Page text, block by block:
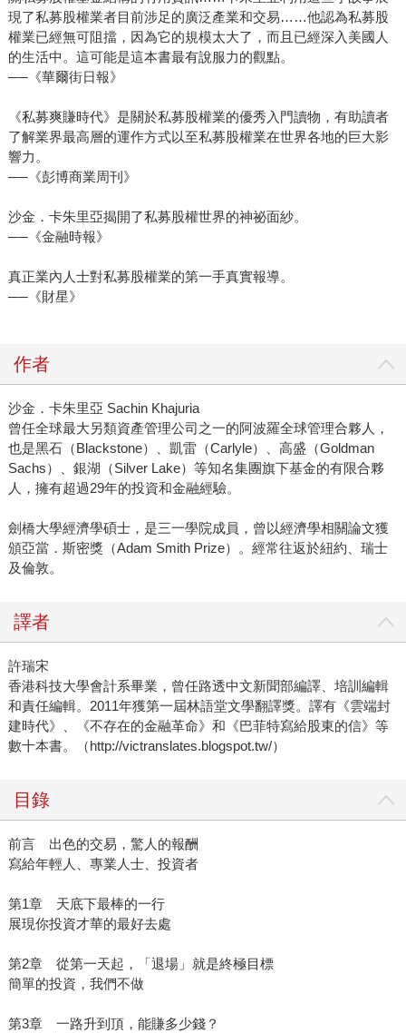
現了私募股權業者目前涉足的廣泛產業和交易……他認為私募股
權業已經無可阻擋，因為它的規模太大了，而且已經深入美國人
的生活中。這可能是這本書最有說服力的觀點。
──《華爾街日報》
《私募爽賺時代》是關於私募股權業的優秀入門讀物，有助讀者
了解業界最高層的運作方式以至私募股權業在世界各地的巨大影
響力。
──《彭博商業周刊》
沙金．卡朱里亞揭開了私募股權世界的神祕面紗。
──《金融時報》
真正業內人士對私募股權業的第一手真實報導。
──《財星》
作者
沙金．卡朱里亞 Sachin Khajuria
曾任全球最大另類資產管理公司之一的阿波羅全球管理合夥人，
也是黑石（Blackstone）、凱雷（Carlyle）、高盛（Goldman
Sachs）、銀湖（Silver Lake）等知名集團旗下基金的有限合夥
人，擁有超過29年的投資和金融經驗。
劍橋大學經濟學碩士，是三一學院成員，曾以經濟學相關論文獲
頒亞當．斯密獎（Adam Smith Prize）。經常往返於紐約、瑞士
及倫敦。
譯者
許瑞宋
香港科技大學會計系畢業，曾任路透中文新聞部編譯、培訓編輯
和責任編輯。2011年獲第一屆林語堂文學翻譯獎。譯有《雲端封
建時代》、《不存在的金融革命》和《巴菲特寫給股東的信》等
數十本書。（http://victranslates.blogspot.tw/）
目錄
前言 出色的交易，驚人的報酬
寫給年輕人、專業人士、投資者
第1章 天底下最棒的一行
展現你投資才華的最好去處
第2章 從第一天起，「退場」就是終極目標
簡單的投資，我們不做
第3章 一路升到頂，能賺多少錢？